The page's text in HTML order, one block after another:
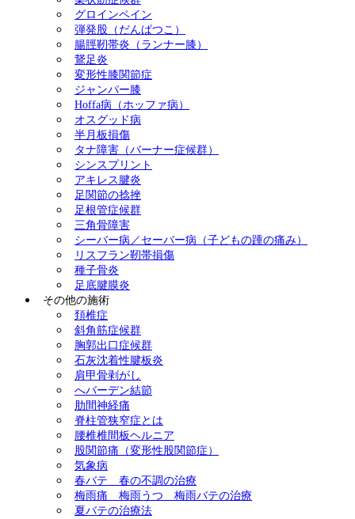
グロインペイン
弾発股（だんぱつこ）
腸脛靭帯炎（ランナー膝）
鵞足炎
変形性膝関節症
ジャンパー膝
Hoffa病（ホッファ病）
オスグッド病
半月板損傷
タナ障害（バーナー症候群）
シンスプリント
アキレス腱炎
足関節の捻挫
足根管症候群
三角骨障害
シーバー病／セーバー病（子どもの踵の痛み）
リスフラン靭帯損傷
種子骨炎
足底腱膜炎
その他の施術
頚椎症
斜角筋症候群
胸郭出口症候群
石灰沈着性腱板炎
肩甲骨剥がし
へバーデン結節
肋間神経痛
脊柱管狭窄症とは
腰椎椎間板ヘルニア
股関節痛（変形性股関節症）
気象病
春バテ 春の不調の治療
梅雨痛 梅雨うつ 梅雨バテの治療
夏バテの治療法